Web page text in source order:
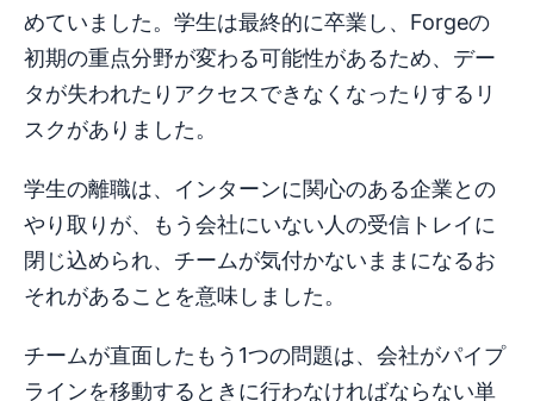
めていました。学生は最終的に卒業し、Forgeの
初期の重点分野が変わる可能性があるため、デー
タが失われたりアクセスできなくなったりするリ
スクがありました。
学生の離職は、インターンに関心のある企業との
やり取りが、もう会社にいない人の受信トレイに
閉じ込められ、チームが気付かないままになるお
それがあることを意味しました。
チームが直面したもう1つの問題は、会社がパイプ
ラインを移動するときに行わなければならない単